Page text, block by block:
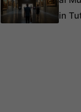
in